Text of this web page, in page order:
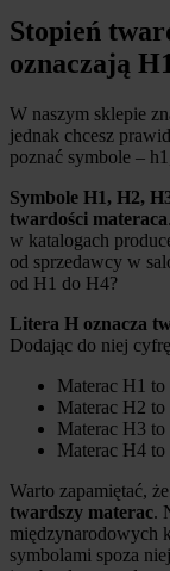
Stopień
oznaczają
W naszym sklepie
jednak chcesz
poznać symbole –
Symbole H1, H2,
twardości materaca
w katalogach
od sprzedawcy w
od H1 do H4?
Litera H oznacza
Dodając do niej
Materac H1 to
Materac H2 to
Materac H3 to
Materac H4 to
Warto zapamiętać, że
twardszy materac.
międzynarodowych
symbolami spoza